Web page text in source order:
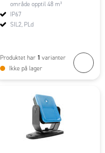
område opptil 48 m³
IP67
SIL2, PLd
Produktet har 1 varianter
Ikke på lager